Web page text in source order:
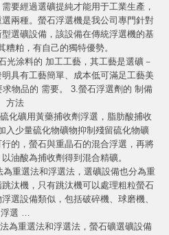
要經過選礦提純才能用于工業生產，
兩種。螢石浮選機是我公司專門針對
選礦設備，該設備在傳統浮選機的基
糟粕，有自己的獨特優勢。
光涂料的 加工工藝，其工藝是選礦－
具有工藝簡單、成本低可滿足工藝美
物品的 需要。 3.螢石浮選劑的 制備
方法
化礦用黃藥捕收劑浮選，脂肪酸捕收
入少量硫化物礦物抑制殘留硫化物礦
的，螢石與重晶石的混合浮選，再將
油酸為捕收劑得到混合精礦。
為重選法和浮選法，選礦設備也分為重
汰機，只有跳汰機可以處理粗粒螢石
選設備類似，包括破碎機、球磨機、
浮選 …
為重選法和浮選法，螢石礦選礦設備